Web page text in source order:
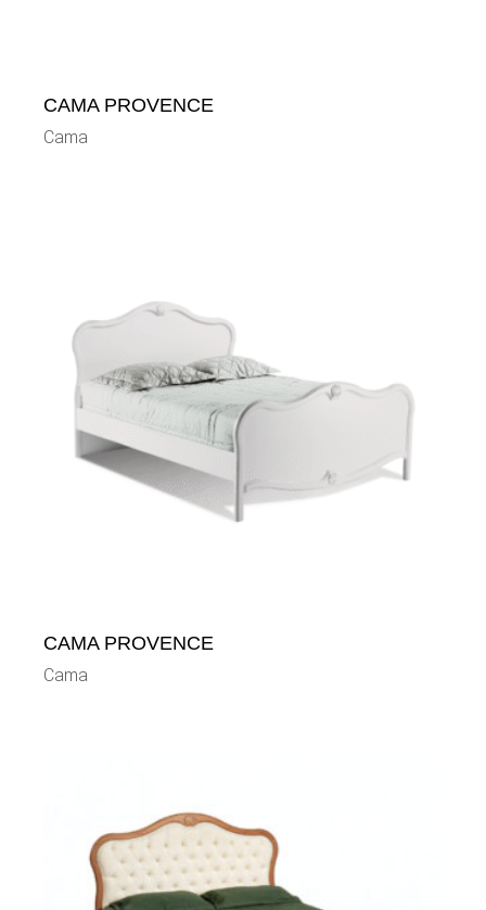
CAMA PROVENCE
Cama
CAMA PROVENCE
Cama